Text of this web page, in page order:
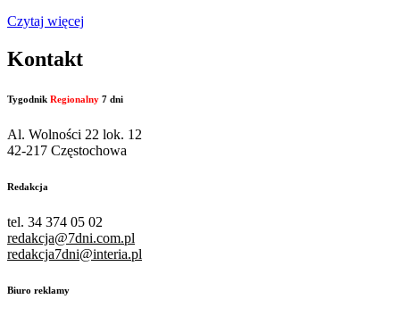
Czytaj więcej
Kontakt
Tygodnik Regionalny 7 dni
Al. Wolności 22 lok. 12
42-217 Częstochowa
Redakcja
tel. 34 374 05 02
redakcja@7dni.com.pl
redakcja7dni@interia.pl
Biuro reklamy